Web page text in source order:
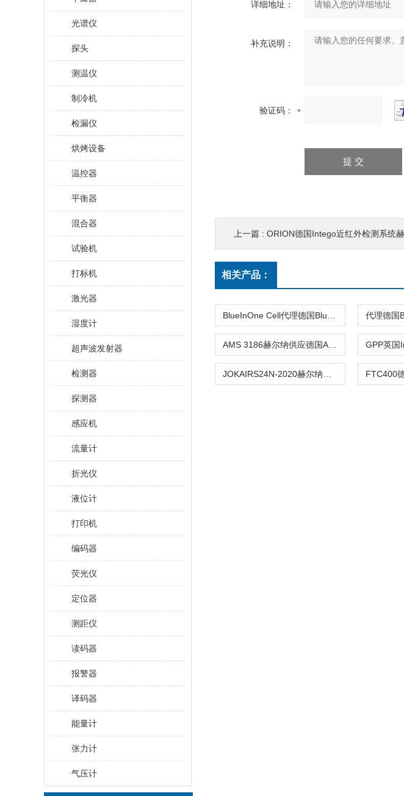
光谱仪
探头
测温仪
制冷机
检漏仪
烘烤设备
温控器
平衡器
混合器
试验机
打标机
激光器
湿度计
超声波发射器
检测器
探测器
感应机
流量计
折光仪
液位计
打印机
编码器
荧光仪
定位器
测距仪
读码器
报警器
译码器
能量计
张力计
气压计
详细地址：
补充说明：
验证码：
上一篇 : ORION德国Intego近红外检测系统赫尔
相关产品：